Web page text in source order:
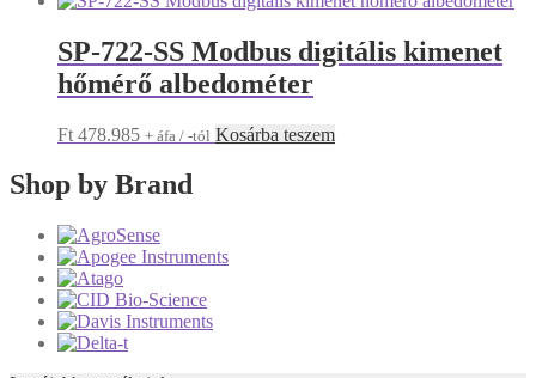
SP-722-SS Modbus digitális kimenet
hőmérő albedométer
Ft 478.985 + áfa / -tól Kosárba teszem
Shop by Brand